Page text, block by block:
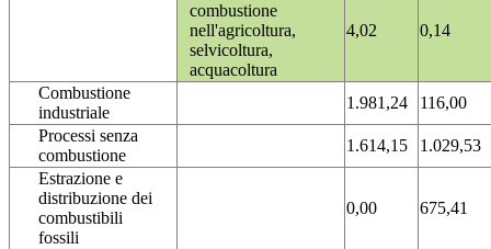
combustione
nell'agricoltura,
selvicoltura,
acquacoltura
4,02 0,14
Combustione
industriale
1.981,24
116,00
Processi senza
combustione
1.614,15
1.029,53
Estrazione e
distribuzione dei
combustibili
fossili
0,00 675,41